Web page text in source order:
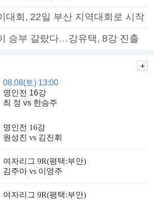
대회, 22일 부산 지역대회로 시작
승부 갈랐다…강유택, 8강 진출
08.08(토) 13:00
명인전 16강
최 정 vs 한승주
명인전 16강
원성진 vs 김진휘
여자리그 9R(평택:부안)
김주아 vs 이영주
여자리그 9R(평택:부안)